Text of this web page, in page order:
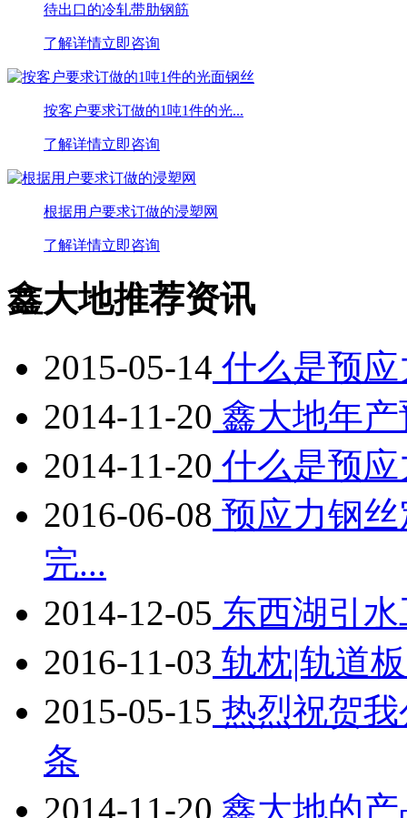
待出口的冷轧带肋钢筋
了解详情立即咨询
按客户要求订做的1吨1件的光...
了解详情立即咨询
根据用户要求订做的浸塑网
了解详情立即咨询
鑫大地推荐资讯
2015-05-14 什么是预
2014-11-20 鑫大地年
2014-11-20 什么是预
2016-06-08 预应力钢
完...
2014-12-05 东西湖引
2016-11-03 轨枕|轨道
2015-05-15 热烈祝贺
条
2014-11-20 鑫大地的